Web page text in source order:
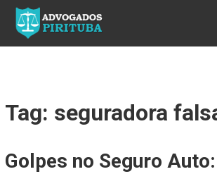
ADVOGADOS PIRITUBA
Precisando de advogado? Entre em contato!
Fazemos toda a assessoria que você
Tag: seguradora
Golpes no Seguro